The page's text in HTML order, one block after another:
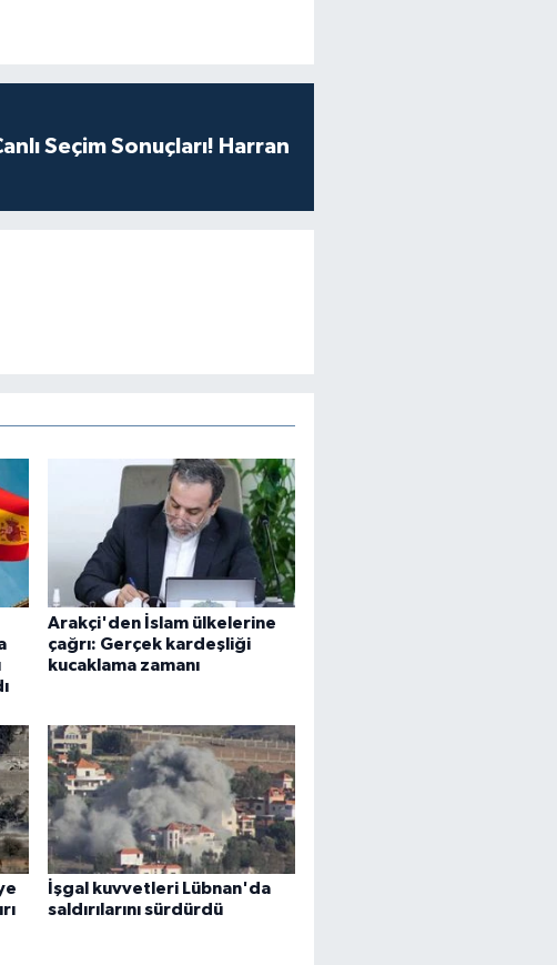
Seçim Sonuçları! Harran
Arakçi'den İslam ülkelerine
çağrı: Gerçek kardeşliği
kucaklama zamanı
İşgal kuvvetleri Lübnan'da
saldırılarını sürdürdü